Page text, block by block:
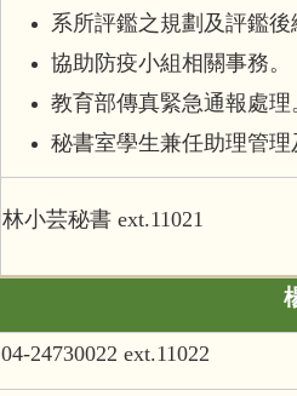
系所評鑑之規劃及評鑑後
協助防疫小組相關事務。
教育部傳真緊急通報處理
秘書室學生兼任助理管理
林小芸秘書 ext.11021
04-24730022 ext.11022